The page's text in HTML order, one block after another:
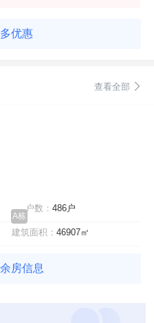
优惠
查看全部
A栋
户数： 486户
建筑面积： 46907㎡
房信息